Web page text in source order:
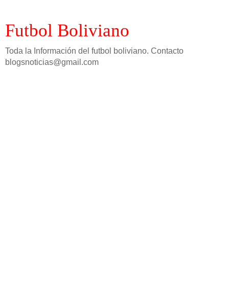
Futbol Boliviano
Toda la Información del futbol boliviano. Contacto
blogsnoticias@gmail.com